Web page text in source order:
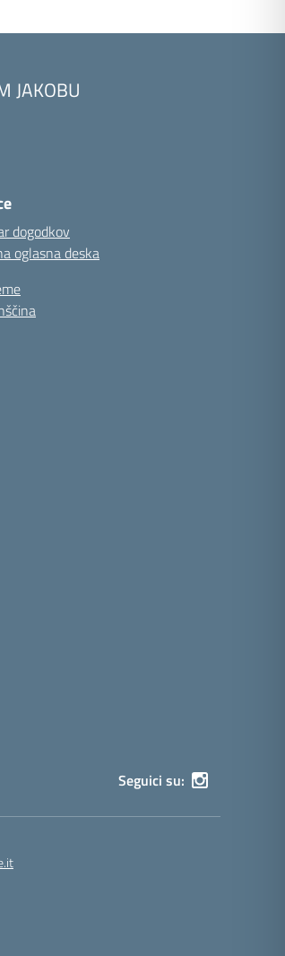
JAKOBU
dogodkov
oglasna deska
Seguici su: